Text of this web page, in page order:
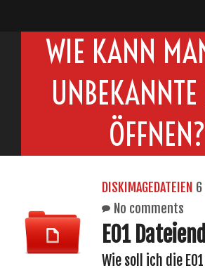
WIE KANN
UNBEKANNTE
ÖFFNEN?
DISKIMAGEDATEIEN
No comments
E01
Wie soll ich die